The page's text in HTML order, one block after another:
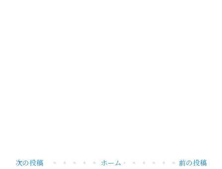
次の投稿 前の投稿
ホーム